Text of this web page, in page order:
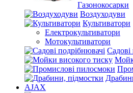
Газонокосарки
Воздуходуви
Культиватори
Електрокультиватори
Мотокультиватори
Садові
AJAX